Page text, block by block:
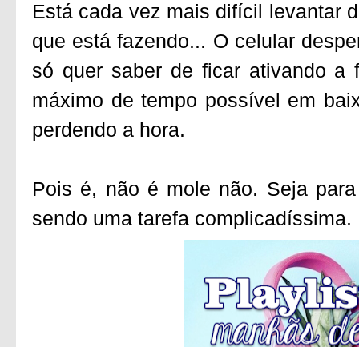
Está cada vez mais difícil levantar
que está fazendo... O celular
só quer saber de ficar ativando a
máximo de tempo possível em
perdendo a hora.
Pois é, não é mole não. Seja
sendo uma tarefa